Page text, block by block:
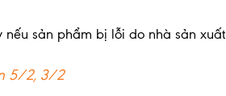
sản phẩm bị lỗi do nhà sản xuất.
5/2, 3/2